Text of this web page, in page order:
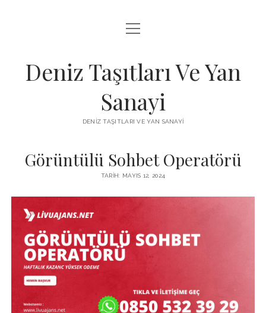
FACEBOOK TAKIPÇI KAZANMA ŞIFRESIZ
INSTAGRAM BOT SILME
LISTE
menüyü
aç
Deniz Taşıtları Ve Yan
Sanayi
DENIZ TAŞITLARI VE YAN SANAYI
Görüntülü Sohbet Operatörü
TARIH: MAYIS 12, 2024